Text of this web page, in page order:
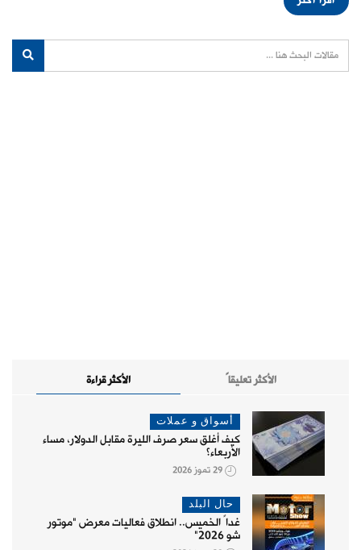
الأكثر قراءة الأكثر تعليقاً
أسواق و عملات
كيف أغلق سعر صرف الليرة مقابل الدولار، مساء
الأربعاء؟
29 تموز 2026
حال البلد
غداً الخميس.. انطلاق فعاليات معرض "موتور
شو 2026"